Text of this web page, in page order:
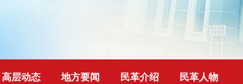
高层动态 地方要闻 民革介绍 民革人物